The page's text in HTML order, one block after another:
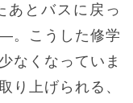
あとバスに戻っ
。こうした修学
なくなっていま
り上げられる、